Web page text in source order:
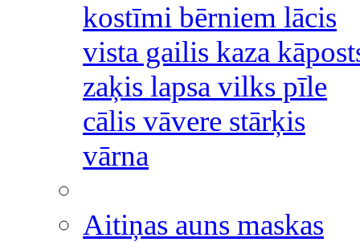
kostīmi bērniem lācis
vista gailis kaza
zaķis lapsa vilks pīle
cālis vāvere stārķis
vārna
Aitiņas auns maskas